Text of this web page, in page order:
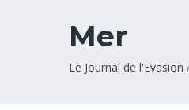
Mer
Fil
Le Journal de l'Evasion